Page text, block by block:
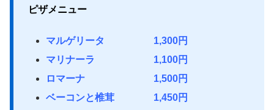
ピザメニュー
マルゲリータ 1,300円
マリナーラ 1,100円
ロマーナ 1,500円
ベーコンと椎茸 1,450円